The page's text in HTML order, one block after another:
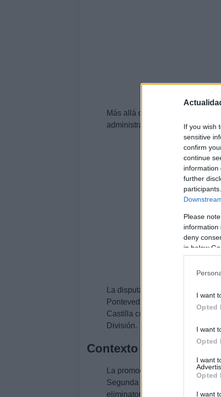
If you wish
sensitive
confirm
continue
information
further
Please
information
deny
in below
I want
Opted
I want
Opted
I want
Opted
I want
Más allá de lo deportivo, esta
administrativa que condicionó
La disputa implicó
Pontevedra, lo que añadió
Castilla contará con una
División.
Contexto y calendario
La promoción definirá dos
Segunda División para la
eliminatoria entre
Real Madrid